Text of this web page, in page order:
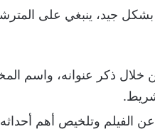
حول فيلم ” علال القلدة “
بشكل جيد، ينبغي على
خلال ذكر عنوانه، واسم
الفيلم وتلخيص أهم